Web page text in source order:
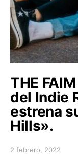
THE
del Indie
estrena
Hills».
Posted on
2 febrero, 2022